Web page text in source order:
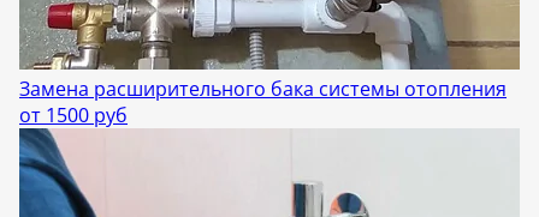
Замена расширительного бака системы отопления
от 1500 руб